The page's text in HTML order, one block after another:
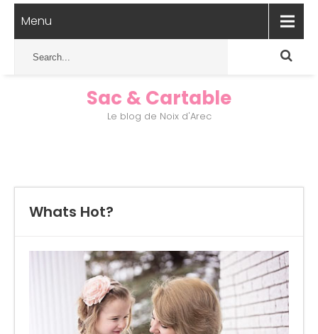
Menu
Sac & Cartable
Le blog de Noix d'Arec
Whats Hot?